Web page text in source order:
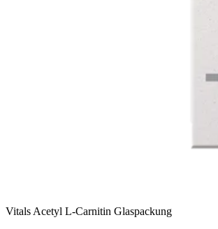
Vitals Acetyl L-Carnitin Glaspackung